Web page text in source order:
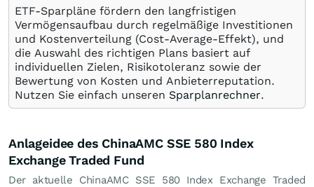
ETF-Sparpläne fördern den langfristigen
Vermögensaufbau durch regelmäßige Investitionen
und Kostenverteilung (Cost-Average-Effekt), und
die Auswahl des richtigen Plans basiert auf
individuellen Zielen, Risikotoleranz sowie der
Bewertung von Kosten und Anbieterreputation.
Nutzen Sie einfach unseren Sparplanrechner.
Anlageidee des ChinaAMC SSE 580 Index
Exchange Traded Fund
Der aktuelle ChinaAMC SSE 580 Index Exchange Traded